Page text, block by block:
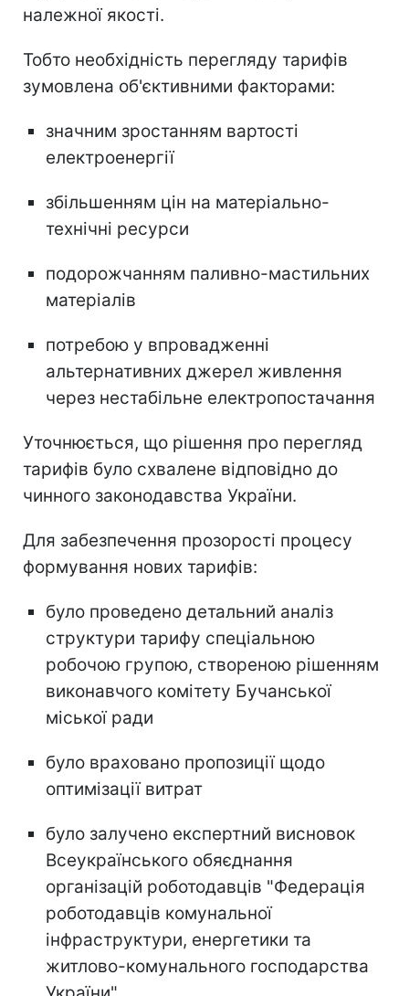
належної якості.
Тобто необхідність перегляду тарифів
зумовлена об'єктивними факторами:
значним зростанням вартості
електроенергії
збільшенням цін на матеріально-
технічні ресурси
подорожчанням паливно-мастильних
матеріалів
потребою у впровадженні
альтернативних джерел живлення
через нестабільне електропостачання
Уточнюється, що рішення про перегляд
тарифів було схвалене відповідно до
чинного законодавства України.
Для забезпечення прозорості процесу
формування нових тарифів:
було проведено детальний аналіз
структури тарифу спеціальною
робочою групою, створеною рішенням
виконавчого комітету Бучанської
міської ради
було враховано пропозиції щодо
оптимізації витрат
було залучено експертний висновок
Всеукраїнського обяєднання
організацій роботодавців "Федерація
роботодавців комунальної
інфраструктури, енергетики та
житлово-комунального господарства